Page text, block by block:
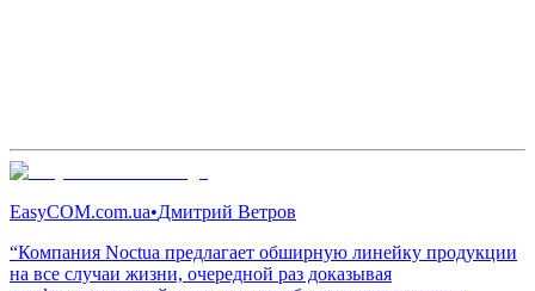
EasyCOM.com.ua•Дмитрий Ветров
“Компания Noctua предлагает обширную линейку продукции
на все случаи жизни, очередной раз доказывая